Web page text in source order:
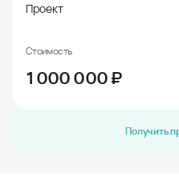
Проект
Стоимость
1 000 000₽
Получить